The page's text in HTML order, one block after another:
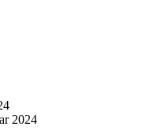
2024